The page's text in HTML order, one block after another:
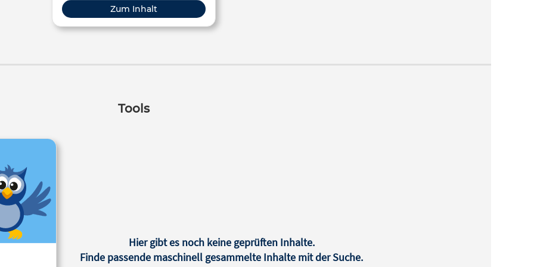
nationale, le Gouvernement lance une
campagne sur les valeurs
républicaines.
Zum Inhalt
Tools
Hier gibt es noch keine geprüften Inhalte.
Finde passende maschinell gesammelte Inhalte mit der Suche.